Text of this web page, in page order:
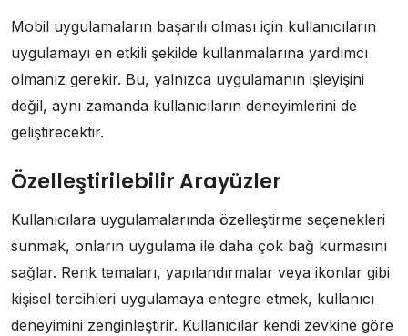
Mobil uygulamaların başarılı olması için kullanıcıların
uygulamayı en etkili şekilde kullanmalarına yardımcı
olmanız gerekir. Bu, yalnızca uygulamanın işleyişini
değil, aynı zamanda kullanıcıların deneyimlerini de
geliştirecektir.
Özelleştirilebilir Arayüzler
Kullanıcılara uygulamalarında özelleştirme seçenekleri
sunmak, onların uygulama ile daha çok bağ kurmasını
sağlar. Renk temaları, yapılandırmalar veya ikonlar gibi
kişisel tercihleri uygulamaya entegre etmek, kullanıcı
deneyimini zenginleştirir. Kullanıcılar kendi zevkine göre